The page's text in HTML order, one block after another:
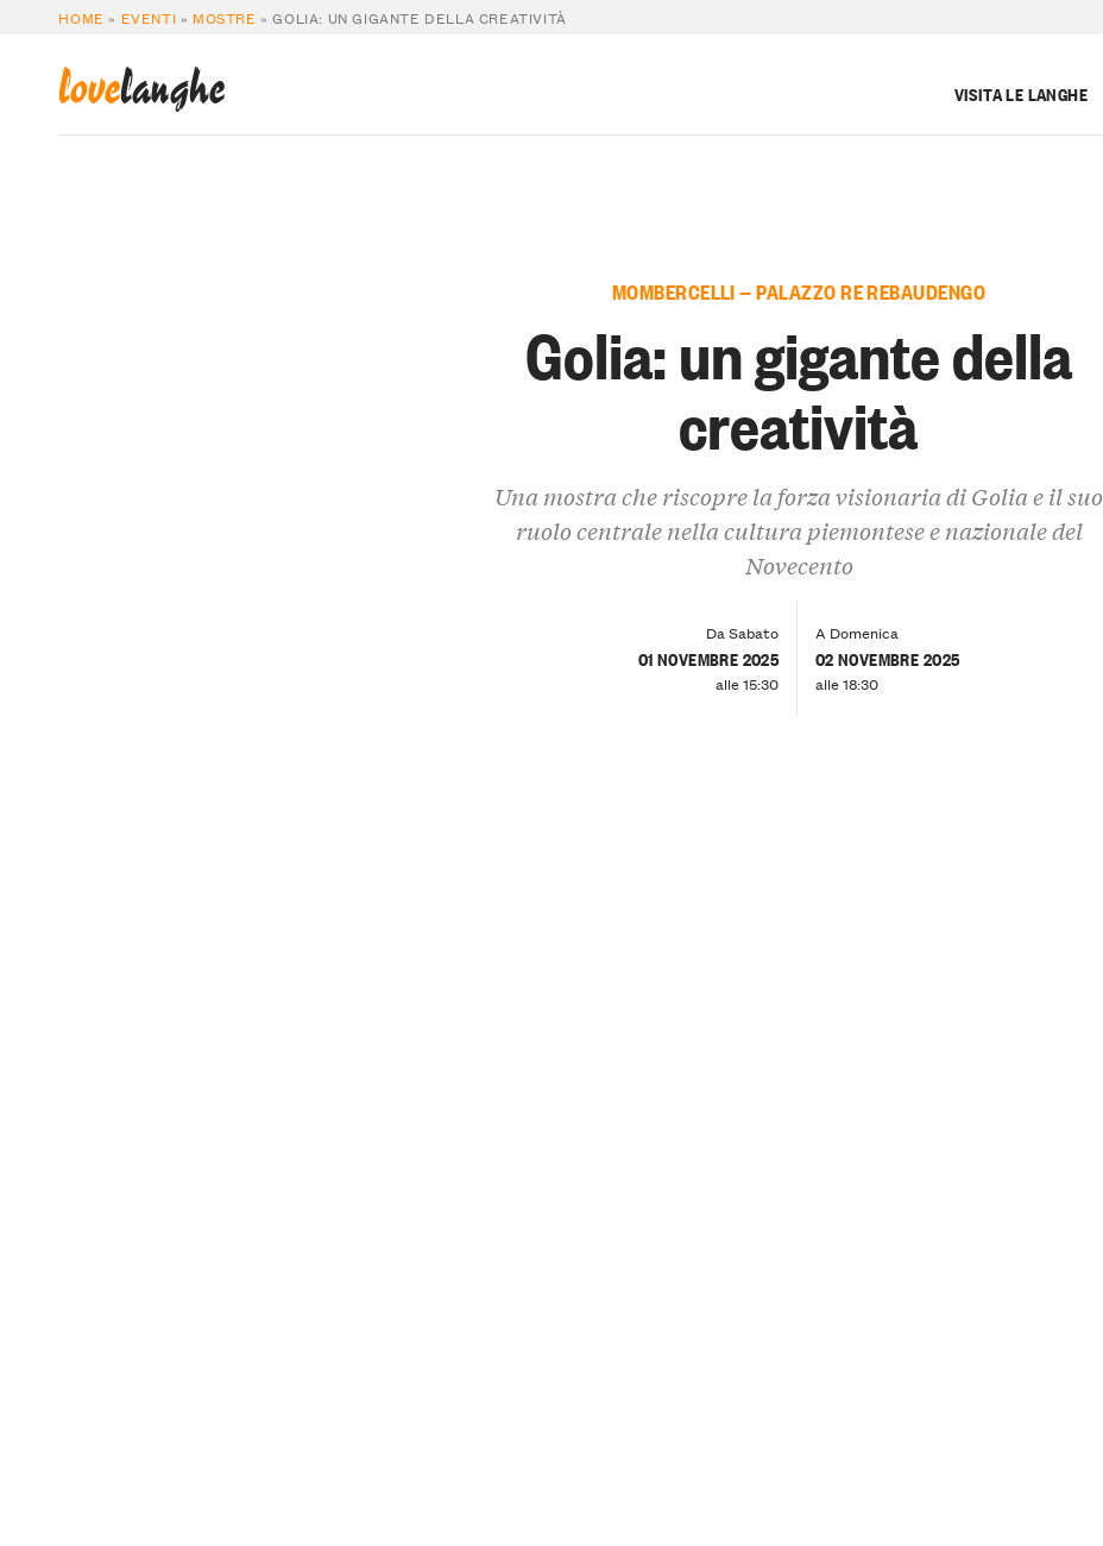
HOME » EVENTI » MOSTRE »GOLIA: UN GIGANTE DELLA CREATIVITÀ
lovelanghe VISITA LE LANGHE
MOMBERCELLI — PALAZZO RE REBAUDENGO
Golia: un gigante della
creatività
Una mostra che riscopre la forza visionaria di Golia e il suo
ruolo centrale nella cultura piemontese e nazionale del
Novecento
Da Sabato
01 NOVEMBRE 2025
alle 15:30
A Domenica
02 NOVEMBRE 2025
alle 18:30